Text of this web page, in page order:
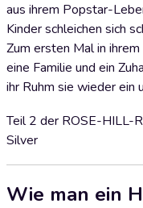
aus ihrem Popstar-
Kinder schleichen sich
Zum ersten Mal in
eine Familie und ein
ihr Ruhm sie wieder ein
Teil 2 der ROSE-HILL-
Silver
Wie man ein